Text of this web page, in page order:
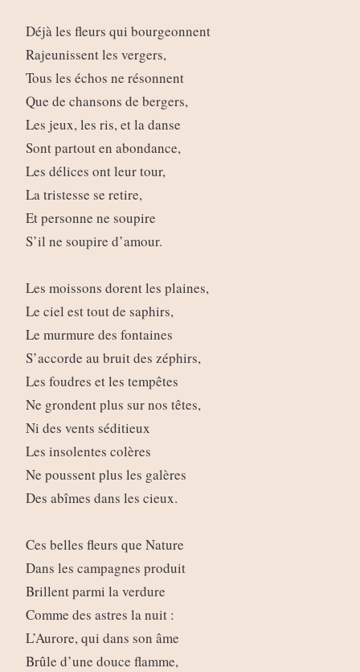
Déjà les fleurs qui bourgeonnent
Rajeunissent les vergers,
Tous les échos ne résonnent
Que de chansons de bergers,
Les jeux, les ris, et la danse
Sont partout en abondance,
Les délices ont leur tour,
La tristesse se retire,
Et personne ne soupire
S’il ne soupire d’amour.
Les moissons dorent les plaines,
Le ciel est tout de saphirs,
Le murmure des fontaines
S’accorde au bruit des zéphirs,
Les foudres et les tempêtes
Ne grondent plus sur nos têtes,
Ni des vents séditieux
Les insolentes colères
Ne poussent plus les galères
Des abîmes dans les cieux.
Ces belles fleurs que Nature
Dans les campagnes produit
Brillent parmi la verdure
Comme des astres la nuit :
L’Aurore, qui dans son âme
Brûle d’une douce flamme,